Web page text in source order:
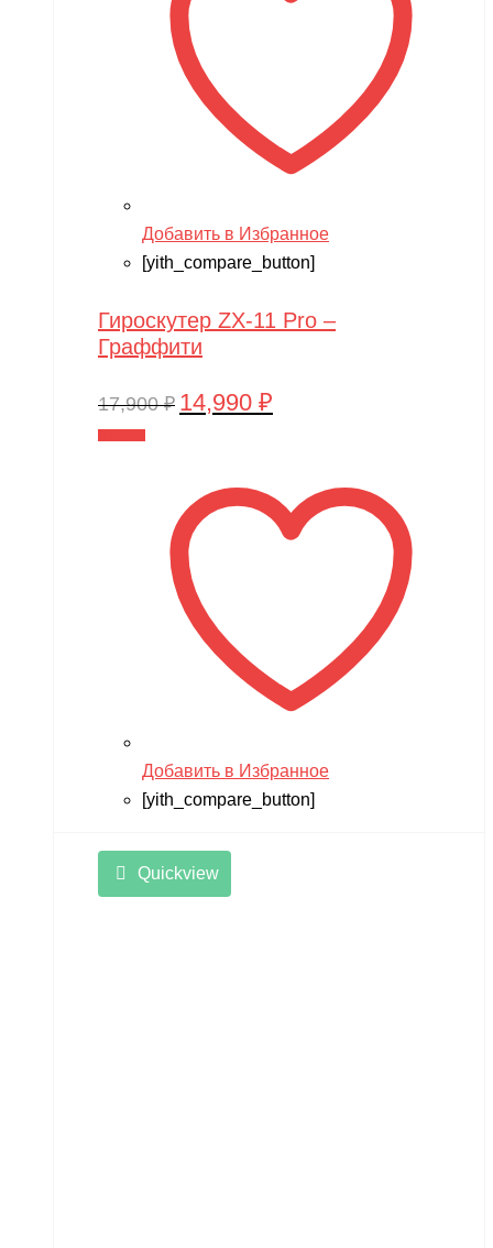
Добавить в Избранное
[yith_compare_button]
Гироскутер ZX-11 Pro –
Граффити
17,900₽ Первоначальная
17,900 ₽.
14,990 ₽
Добавить в Избранное
[yith_compare_button]
Quickview